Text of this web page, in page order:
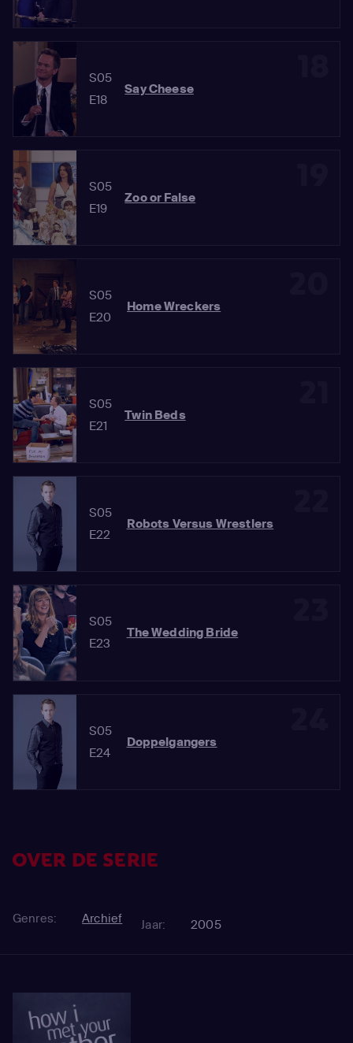
S05
E18
Say Cheese
S05
E19
Zoo or False
S05
E20
Home Wreckers
S05
E21
Twin Beds
S05
E22
Robots Versus Wrestlers
S05
E23
The Wedding Bride
S05
E24
Doppelgangers
OVER DE SERIE
Genres: Archief Jaar: 2005